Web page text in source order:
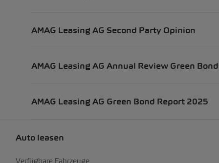
AMAG Leasing AG Second Party Opinion
AMAG Leasing AG Annual Review Green
AMAG Leasing AG Green Bond Report 2025
Auto leasen
Verfügbare Fahrzeuge